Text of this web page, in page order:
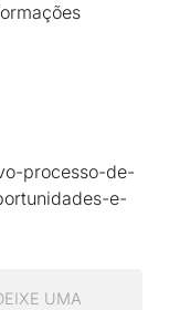
processo-de-
e-
UMA